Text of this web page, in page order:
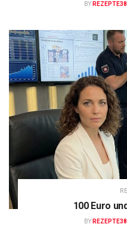
BY REZEPTE38
100 Euro
BY REZEPTE38